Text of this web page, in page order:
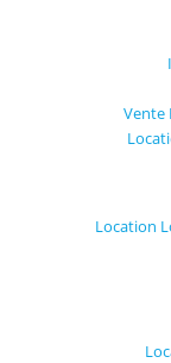
Vente
Location